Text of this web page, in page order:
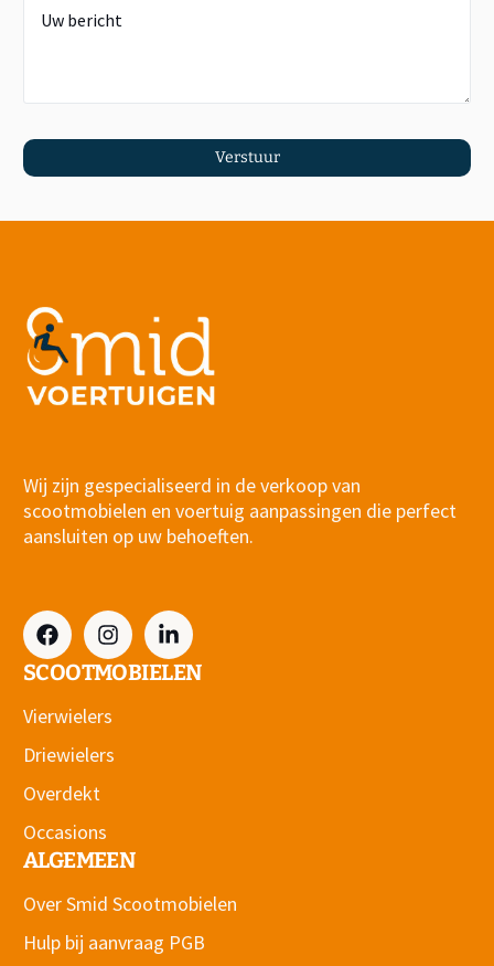
Verstuur
Wij zijn gespecialiseerd in de verkoop van
scootmobielen en voertuig aanpassingen die perfect
aansluiten op uw behoeften.
SCOOTMOBIELEN
Vierwielers
Driewielers
Overdekt
Occasions
ALGEMEEN
Over Smid Scootmobielen
Hulp bij aanvraag PGB